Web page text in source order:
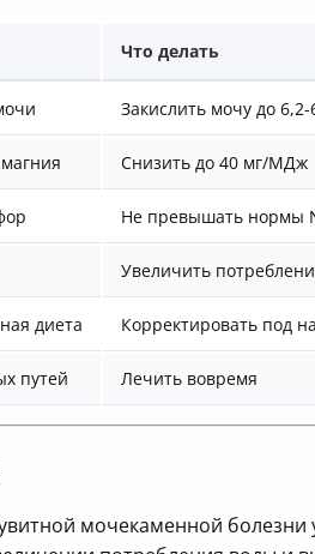
Что делать
Закислить мочу до 6,2-
Снизить до 40 мг/МДж
Не превышать нормы
Увеличить
диета Корректировать под
путей Лечить вовремя
мочекаменной